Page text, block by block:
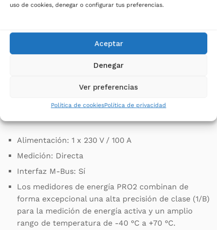
uso de cookies, denegar o configurar tus preferencias.
Aceptar
Denegar
Ver preferencias
Política de cookiesPolítica de privacidad
Los medidores de energía PRO2 cumplen con la
calidad del medidor y permite su uso en la
facturación para entornos industriales, Medición de
consumo en tomas eléctricas en centros de datos,
Alimentación: 1 x 230 V / 100 A
Medición: Directa
Interfaz M-Bus: Sí
Los medidores de energía PRO2 combinan de
forma excepcional una alta precisión de clase (1/B)
para la medición de energía activa y un amplio
rango de temperatura de -40 °C a +70 °C.